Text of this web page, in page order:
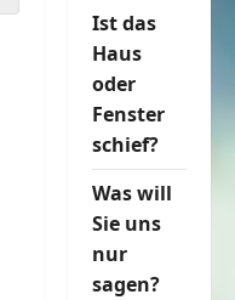
Ist das
Haus
oder
Fenster
schief?
Was will
Sie uns
nur
sagen?